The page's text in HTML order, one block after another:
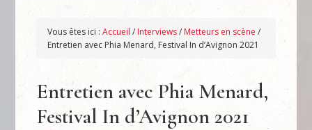
Vous êtes ici :Accueil / Interviews/ Metteurs en scène /
Entretien avec Phia Menard, Festival In d’Avignon 2021
Entretien avec Phia Menard,
Festival In d’Avignon 2021